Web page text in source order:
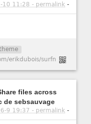
10 11:28 - permalink -
erikdubois/surfn
files across
de sebsauvage
9 19:37 - permalink -